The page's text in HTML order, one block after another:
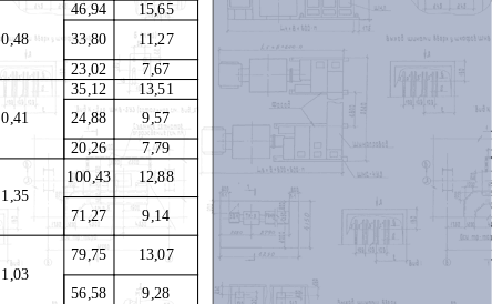
0,48
46,94 15,65
33,80 11 ,27
23,02
7,67
0,41
35,12
13,51
24,88 9,57
20,26 7,79
1,35
100,43
12,88
71,27
9,14
1,03
79,75 13,07
56,58 9,28